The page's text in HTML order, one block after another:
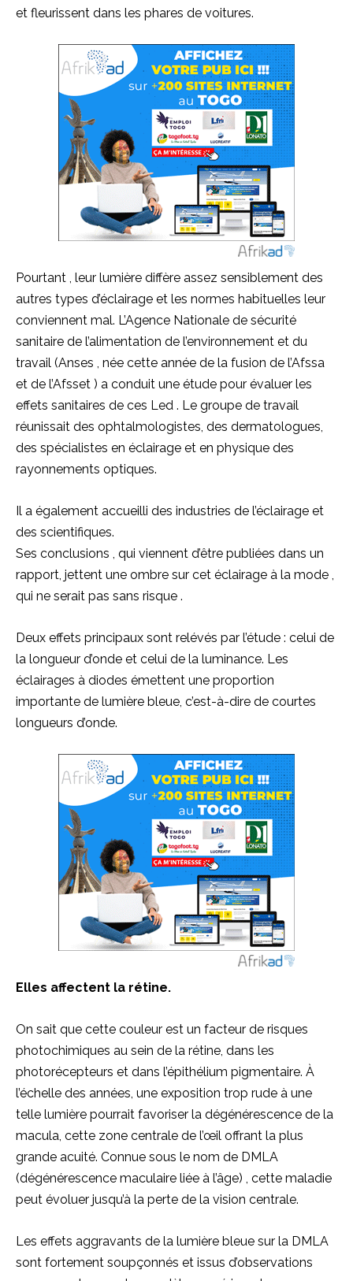
et fleurissent dans les phares de voitures.
Pourtant , leur lumière diffère assez sensiblement des
autres types d’éclairage et les normes habituelles leur
conviennent mal. L’Agence Nationale de sécurité
sanitaire de l’alimentation de l’environnement et du
travail (Anses , née cette année de la fusion de l’Afssa
et de l’Afsset ) a conduit une étude pour évaluer les
effets sanitaires de ces Led . Le groupe de travail
réunissait des ophtalmologistes, des dermatologues,
des spécialistes en éclairage et en physique des
rayonnements optiques.
Il a également accueilli des industries de l’éclairage et
des scientifiques.
Ses conclusions , qui viennent d’être publiées dans un
rapport, jettent une ombre sur cet éclairage à la mode ,
qui ne serait pas sans risque .
Deux effets principaux sont relévés par l’étude : celui de
la longueur d’onde et celui de la luminance. Les
éclairages à diodes émettent une proportion
importante de lumière bleue, c’est-à-dire de courtes
longueurs d’onde.
Elles affectent la rétine.
On sait que cette couleur est un facteur de risques
photochimiques au sein de la rétine, dans les
photorécepteurs et dans l’épithélium pigmentaire. À
l’échelle des années, une exposition trop rude à une
telle lumière pourrait favoriser la dégénérescence de la
macula, cette zone centrale de l’œil offrant la plus
grande acuité. Connue sous le nom de DMLA
(dégénérescence maculaire liée à l’âge) , cette maladie
peut évoluer jusqu’à la perte de la vision centrale.
Les effets aggravants de la lumière bleue sur la DMLA
sont fortement soupçonnés et issus d’observations